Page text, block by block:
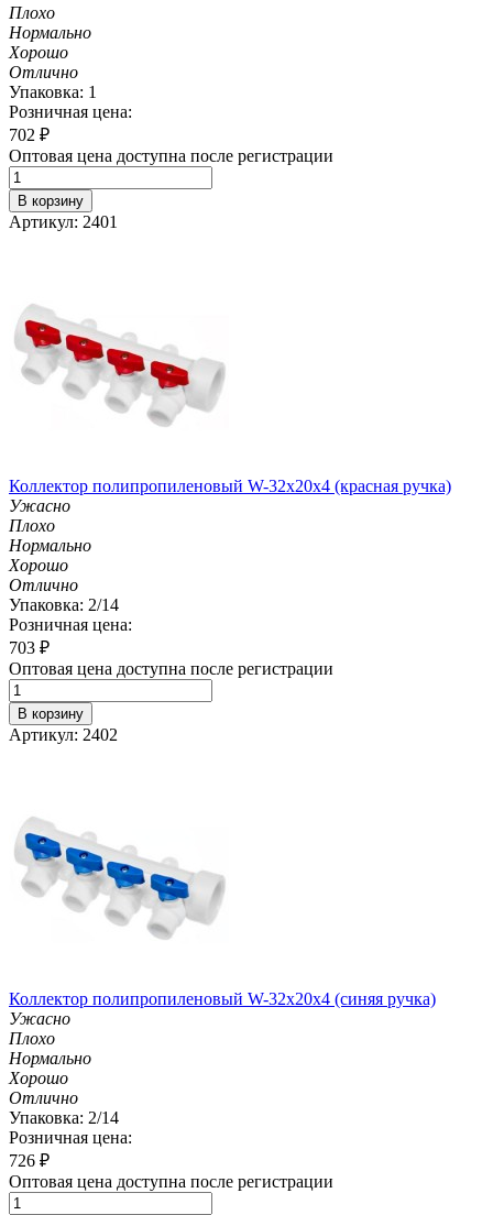
Плохо
Нормально
Хорошо
Отлично
Упаковка: 1
Розничная цена:
702 ₽
Оптовая цена доступна после регистрации
В корзину
Артикул: 2401
Коллектор полипропиленовый W-32х20х4 (красная ручка)
Ужасно
Плохо
Нормально
Хорошо
Отлично
Упаковка: 2/14
Розничная цена:
703 ₽
Оптовая цена доступна после регистрации
В корзину
Артикул: 2402
Коллектор полипропиленовый W-32х20х4 (синяя ручка)
Ужасно
Плохо
Нормально
Хорошо
Отлично
Упаковка: 2/14
Розничная цена:
726 ₽
Оптовая цена доступна после регистрации